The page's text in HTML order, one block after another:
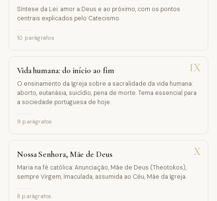
Síntese da Lei: amor a Deus e ao próximo, com os pontos
centrais explicados pelo Catecismo.
10 parágrafos
IX
Vida humana: do início ao fim
O ensinamento da Igreja sobre a sacralidade da vida humana:
aborto, eutanásia, suicídio, pena de morte. Tema essencial para
a sociedade portuguesa de hoje.
9 parágrafos
X
Nossa Senhora, Mãe de Deus
Maria na fé católica: Anunciação, Mãe de Deus (Theotokos),
sempre Virgem, Imaculada, assumida ao Céu, Mãe da Igreja.
8 parágrafos